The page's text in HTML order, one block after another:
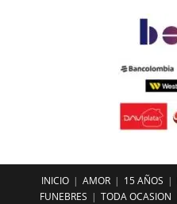
INICIO AMOR 15 AÑOS
FUNEBRES
TODA OCASION